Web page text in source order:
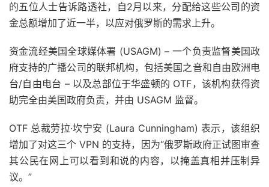
的五位人士告诉路透社，自2月以来，分配给这些公司的资
金总额增加了近一半，以应对俄罗斯的需求上升。
资金流经美国全球媒体署 (USAGM) – 一个负责监督美国政
府支持的广播公司的联邦机构，包括美国之音和自由欧洲电
台/自由电台 – 以及总部位于华盛顿的 OTF，该机构获得资
助完全由美国政府负责，并由 USAGM 监督。
OTF 总裁劳拉·坎宁安 (Laura Cunningham) 表示，该组织
增加了对这三个 VPN 的支持，因为“俄罗斯政府正试图审查
其公民在网上可以看到和说的内容，以掩盖真相并压制异
议。”